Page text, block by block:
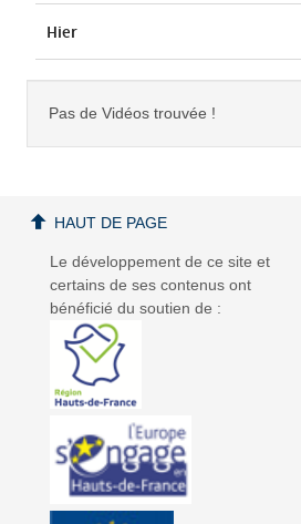
Hier
Pas de Vidéos trouvée !
Le développement de ce site et
certains de ses contenus ont
bénéficié du soutien de :
HAUT DE PAGE